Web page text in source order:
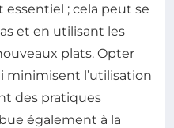
; cela peut se
et en utilisant les
plats. Opter
minimisent l’utilisation
des pratiques
également à la